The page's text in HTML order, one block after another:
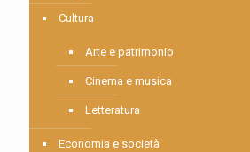
Cultura
Arte e patrimonio
Cinema e musica
Letteratura
Economia e società